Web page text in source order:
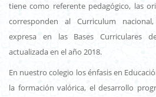
tiene como referente pedagógico, las
corresponden al Curriculum
expresa en las Bases Curriculares
actualizada en el año 2018.
En nuestro colegio los énfasis en
la formación valórica, el desarrollo